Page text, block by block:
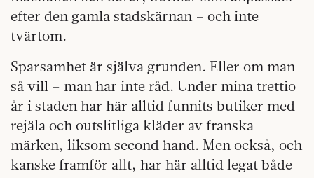
efter den gamla stadskärnan – och inte
tvärtom.
Sparsamhet är själva grunden. Eller om man
så vill – man har inte råd. Under mina trettio
år i staden har här alltid funnits butiker med
rejäla och outslitliga kläder av franska
märken, liksom second hand. Men också, och
kanske framför allt, har här alltid legat både